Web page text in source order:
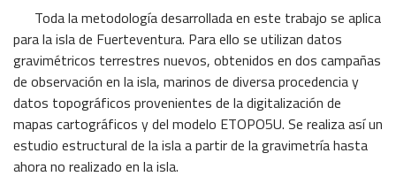
Toda la metodología desarrollada en este trabajo se aplica
para la isla de Fuerteventura. Para ello se utilizan datos
gravimétricos terrestres nuevos, obtenidos en dos campañas
de observación en la isla, marinos de diversa procedencia y
datos topográficos provenientes de la digitalización de
mapas cartográficos y del modelo ETOPO5U. Se realiza así un
estudio estructural de la isla a partir de la gravimetría hasta
ahora no realizado en la isla.